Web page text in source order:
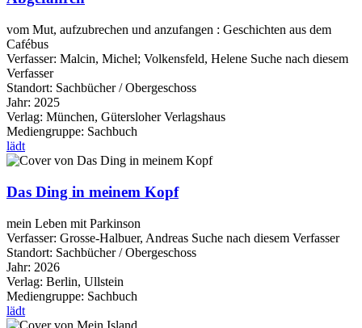
vom Mut, aufzubrechen und anzufangen : Geschichten aus dem
Cafébus
Verfasser: Malcin, Michel; Volkensfeld, Helene Suche nach diesem
Verfasser
Standort: Sachbücher / Obergeschoss
Jahr: 2025
Verlag: München, Gütersloher Verlagshaus
Mediengruppe: Sachbuch
lädt
Das Ding in meinem Kopf
mein Leben mit Parkinson
Verfasser: Grosse-Halbuer, Andreas Suche nach diesem Verfasser
Standort: Sachbücher / Obergeschoss
Jahr: 2026
Verlag: Berlin, Ullstein
Mediengruppe: Sachbuch
lädt